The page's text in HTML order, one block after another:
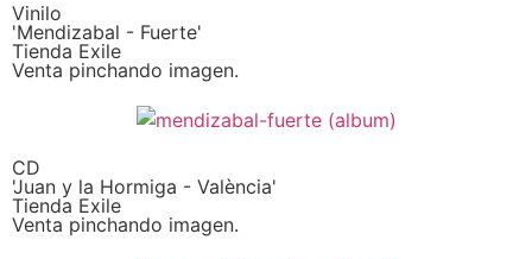
Vinilo
'Mendizabal - Fuerte'
Tienda Exile
Venta pinchando imagen.
CD
'Juan y la Hormiga - València'
Tienda Exile
Venta pinchando imagen.